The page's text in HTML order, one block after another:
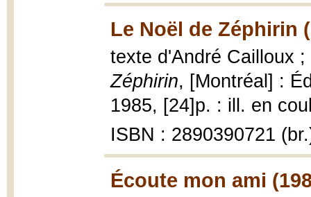
Le Noël de Zéphirin
texte d'André Cailloux
Zéphirin, [Montréal] :
1985, [24]p. : ill. en
ISBN : 2890390721
Écoute mon ami